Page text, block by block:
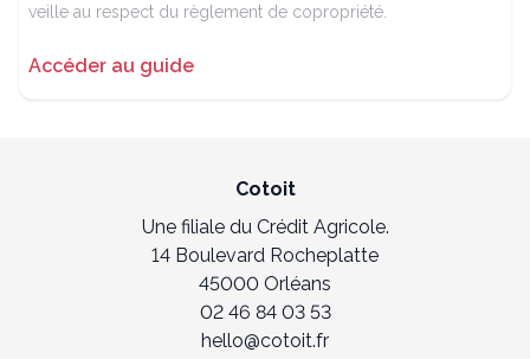
veille au respect du règlement de copropriété.
Accéder au guide
Cotoit
Une filiale du Crédit Agricole.
14 Boulevard Rocheplatte
45000 Orléans
02 46 84 03 53
hello@cotoit.fr